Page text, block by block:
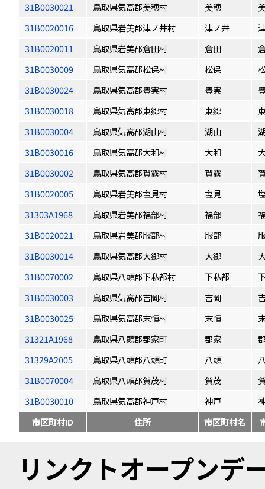
31B0030021
鳥取県気高郡美穂村 美穂
31B0020016
鳥取県岩美郡津ノ井村 津ノ井
31B0020011
鳥取県岩美郡倉田村 倉田
31B0030009
鳥取県気高郡松保村 松保
31B0030024
鳥取県気高郡豊実村 豊実
31B0030018
鳥取県気高郡東郷村 東郷
31B0030004
鳥取県気高郡湖山村 湖山
31B0030016
鳥取県気高郡大和村 大和
31B0030002
鳥取県気高郡賀露村 賀露
31B0020005
鳥取県岩美郡塩見村 塩見
31303A1968
鳥取県岩美郡福部村 福部
31B0020021
鳥取県岩美郡服部村 服部
31B0030014
鳥取県気高郡大郷村 大郷
31B0070002
鳥取県八頭郡下私都村 下私都
31B0030003
鳥取県気高郡吉岡村 吉岡
31B0030025
鳥取県気高郡末恒村 末恒
31321A1968
鳥取県八頭郡郡家町 郡家
31329A2005
鳥取県八頭郡八頭町 八頭
31B0070004
鳥取県八頭郡賀茂村 賀茂
31B0030010
鳥取県気高郡神戸村 神戸
市区町村ID
住所 市区町村名
リンクトオープン